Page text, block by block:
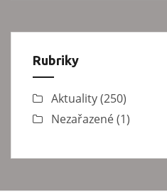
Rubriky
Aktuality(250)
Nezařazené(1)